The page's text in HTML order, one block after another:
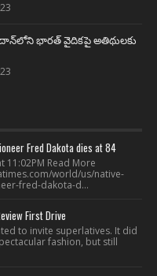
మైదాన్‌లోని భారత్ వైదికపై అతిథులకు
Fred Dakota dies at 84
11:02PM Read More
world/us/native-
fred-dakota-d...
First Drive
to invite superlatives. It did
fashion, but still